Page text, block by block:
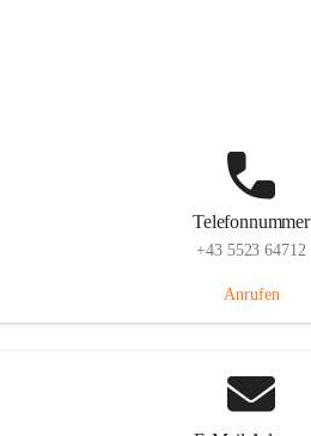
Telefonnummer
+43 5523 64712
Anrufen